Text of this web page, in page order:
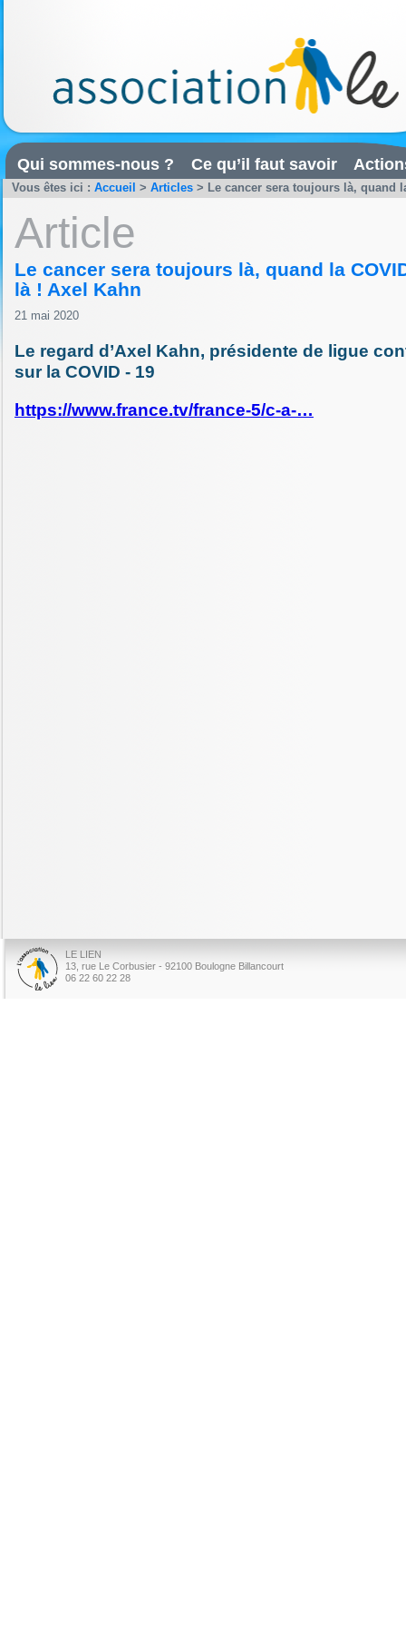
Qui sommes-nous ? Ce qu’il faut savoir
Vous êtes ici : Accueil > Articles > Le cancer sera toujours là, quand
Article
Le cancer sera toujours là, quand la
là ! Axel Kahn
21 mai 2020
Le regard d’Axel Kahn, présidente de ligue
sur la COVID - 19
https://www.france.tv/france-5/c-a-…
LE LIEN
13, rue Le Corbusier - 92100 Boulogne Billancourt
06 22 60 22 28